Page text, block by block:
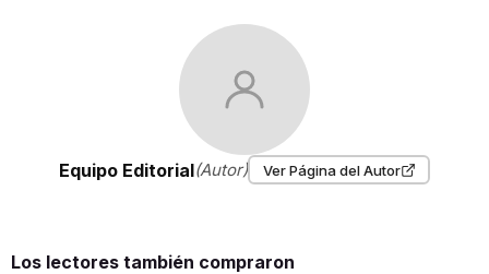
Equipo Editorial(Autor) Ver Página del Autor
Los lectores también compraron